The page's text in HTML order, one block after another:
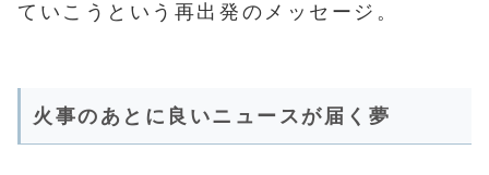
ていこうという再出発のメッセージ。
火事のあとに良いニュースが届く夢